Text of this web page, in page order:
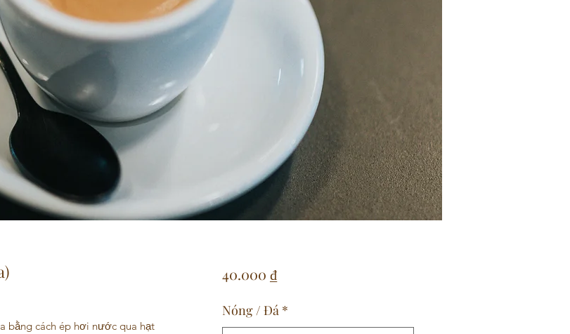
bằng cách ép hơi nước qua hạt
40.000 ₫Giá
Nóng / Đá *